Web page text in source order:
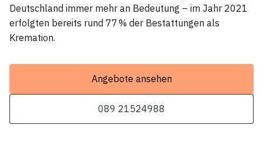
Deutschland immer mehr an Bedeutung – im Jahr 2021
erfolgten bereits rund 77 % der Bestattungen als
Kremation.
Angebote ansehen
089 21524988